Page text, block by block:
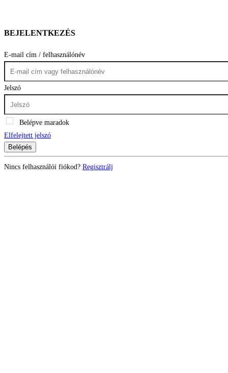
BEJELENTKEZÉS
E-mail cím / felhasználónév
Jelszó
Belépve maradok
Elfelejtett jelszó
Belépés
Nincs felhasználói fiókod? Regisztrálj